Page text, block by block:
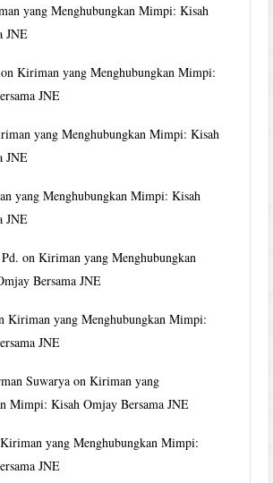
yang Menghubungkan Mimpi: Kisah
JNE
onKiriman yang Menghubungkan Mimpi:
JNE
yang Menghubungkan Mimpi: Kisah
JNE
yang Menghubungkan Mimpi: Kisah
JNE
onKiriman yang Menghubungkan
Bersama JNE
Kiriman yang Menghubungkan Mimpi:
JNE
Suwarya onKiriman yang
Mimpi: Kisah Omjay Bersama JNE
Kiriman yang Menghubungkan Mimpi:
JNE